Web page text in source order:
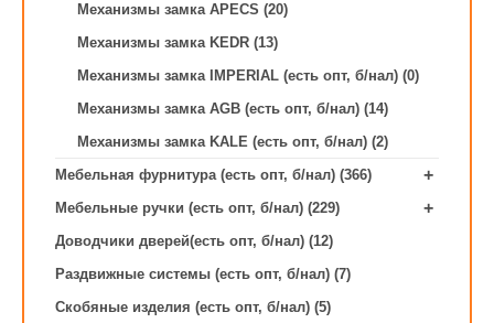
Механизмы замка APECS (20)
Механизмы замка KEDR (13)
Механизмы замка IMPERIAL (есть опт, б/нал) (0)
Механизмы замка AGB (есть опт, б/нал) (14)
Механизмы замка KALE (есть опт, б/нал) (2)
Мебельная фурнитура (есть опт, б/нал) (366)
+
Мебельные ручки (есть опт, б/нал) (229) +
Доводчики дверей(есть опт, б/нал) (12)
Раздвижные системы (есть опт, б/нал) (7)
Скобяные изделия (есть опт, б/нал) (5)